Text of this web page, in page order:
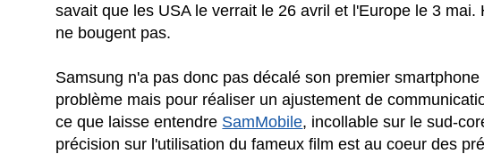
savait que les USA le verrait le 26 avril et l'Europe le 3
ne bougent pas.
Samsung n'a pas donc pas décalé son premier
problème mais pour réaliser un ajustement de
ce que laisse entendre SamMobile, incollable sur le sud-
précision sur l'utilisation du fameux film est au coeur des